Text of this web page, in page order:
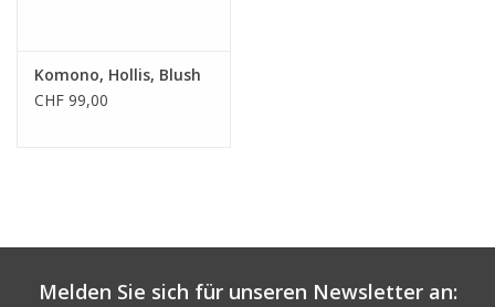
Komono, Hollis, Blush
CHF 99,00
Melden Sie sich für unseren Newsletter an: